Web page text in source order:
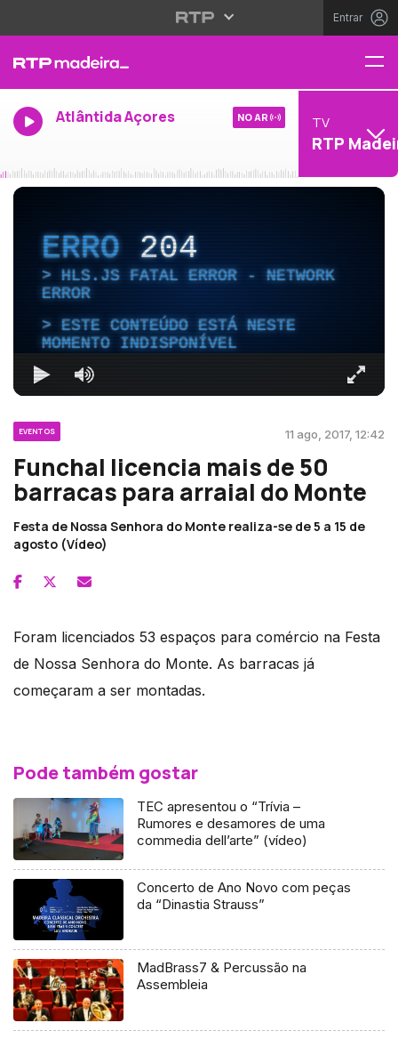
Entrar
Atlântida Açores NO AR TV
RTP
ERRO204
HLS.JS FATAL ERROR - NETWORK
ERROR
ESTE CONTEÚDO ESTÁ NESTE
MOMENTO INDISPONÍVEL
EVENTOS 11 ago, 2017, 12:42
Funchal licencia mais de 50
barracas para arraial do Monte
Festa de Nossa Senhora do Monte realiza-se de 5 a 15 de
agosto (Vídeo)
Foram licenciados 53 espaços para comércio na Festa
de Nossa Senhora do Monte. As barracas já
começaram a ser montadas.
Pode também gostar
TEC apresentou o “Trívia –
Rumores e desamores de uma
commedia dell’arte” (vídeo)
Concerto de Ano Novo com peças
da “Dinastia Strauss”
MadBrass7 & Percussão na
Assembleia